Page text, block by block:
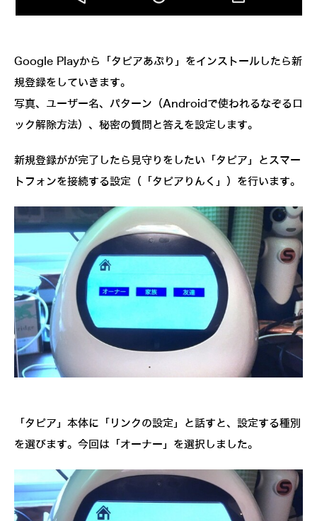
Google Playから「タピアあぷり」をインストールしたら新
規登録をしていきます。
写真、ユーザー名、パターン（Androidで使われるなぞるロ
ック解除方法）、秘密の質問と答えを設定します。
新規登録がが完了したら見守りをしたい「タピア」とスマー
トフォンを接続する設定（「タピアりんく」）を行います。
「タピア」本体に「リンクの設定」と話すと、設定する種別
を選びます。今回は「オーナー」を選択しました。